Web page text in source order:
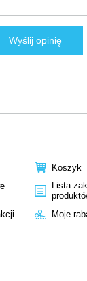
Wyślij opinię
Koszyk
Lista
Moje